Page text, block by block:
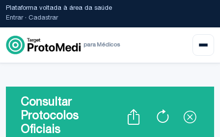
Plataforma voltada à área da saúde
Entrar· Cadastrar
para Médicos
Consultar
Protocolos
Oficiais